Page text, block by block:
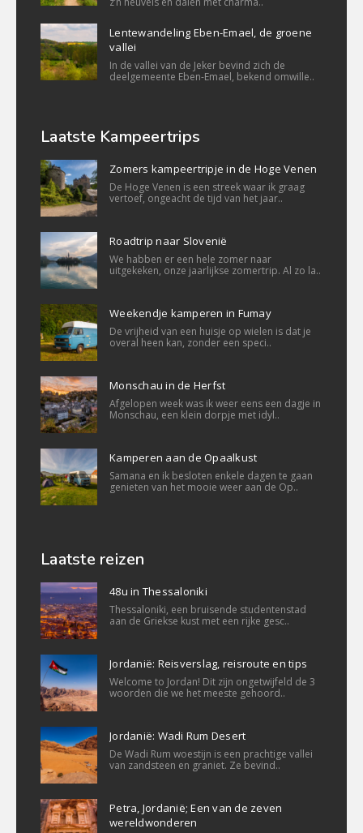
Lentewandeling Eben-Emael, de groene
vallei
In de vallei van de Jeker bevind zich de
deelgemeente Eben-Emael, bekend omwille..
Laatste Kampeertrips
Zomers kampeertripje in de Hoge Venen
De Hoge Venen is een streek waar ik graag
vertoef, ongeacht de tijd van het jaar..
Roadtrip naar Slovenië
We habben er een hele zomer naar
uitgekeken, onze jaarlijkse zomertrip. Al zo la..
Weekendje kamperen in Fumay
De vrijheid van een huisje op wielen is dat je
overal heen kan, zonder een speci..
Monschau in de Herfst
Afgelopen week was ik weer eens een dagje in
Monschau, een klein dorpje met idyl..
Kamperen aan de Opaalkust
Samana en ik besloten enkele dagen te gaan
genieten van het mooie weer aan de Op..
Laatste reizen
48u in Thessaloniki
Thessaloniki, een bruisende studentenstad
aan de Griekse kust met een rijke gesc..
Jordanië: Reisverslag, reisroute en tips
Welcome to Jordan! Dit zijn ongetwijfeld de 3
woorden die we het meeste gehoord..
Jordanië: Wadi Rum Desert
De Wadi Rum woestijn is een prachtige vallei
van zandsteen en graniet. Ze bevind..
Petra, Jordanië; Een van de zeven
wereldwonderen